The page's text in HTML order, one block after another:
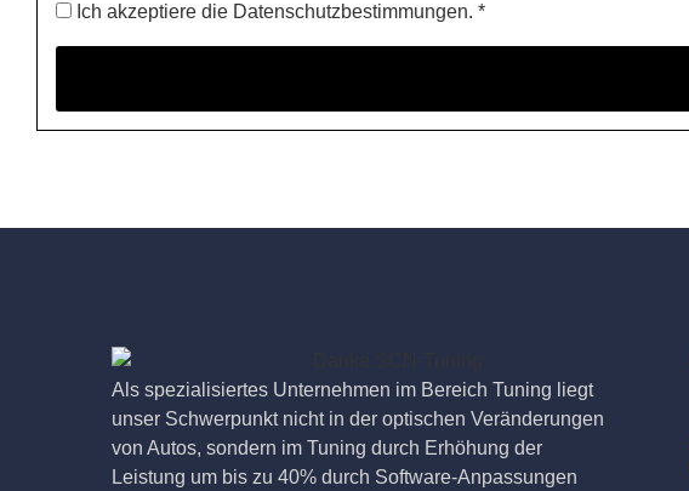
Ich akzeptiere die Datenschutzbestimmungen. *
Als spezialisiertes Unternehmen im Bereich Tuning liegt
unser Schwerpunkt nicht in der optischen Veränderungen
von Autos, sondern im Tuning durch Erhöhung der
Leistung um bis zu 40% durch Software-Anpassungen